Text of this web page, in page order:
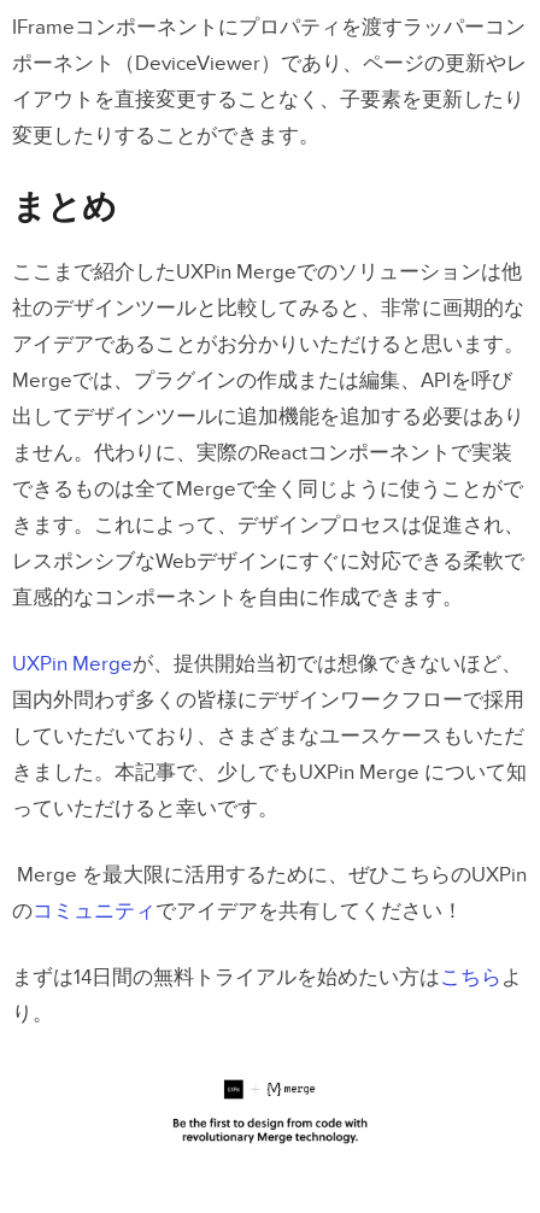
IFrameコンポーネントにプロパティを渡すラッパーコン
ポーネント（DeviceViewer）であり、ページの更新やレ
イアウトを直接変更することなく、子要素を更新したり
変更したりすることができます。
まとめ
ここまで紹介したUXPin Mergeでのソリューションは他
社のデザインツールと比較してみると、非常に画期的な
アイデアであることがお分かりいただけると思います。
Mergeでは、プラグインの作成または編集、APIを呼び
出してデザインツールに追加機能を追加する必要はあり
ません。代わりに、実際のReactコンポーネントで実装
できるものは全てMergeで全く同じように使うことがで
きます。これによって、デザインプロセスは促進され、
レスポンシブなWebデザインにすぐに対応できる柔軟で
直感的なコンポーネントを自由に作成できます。
UXPin Mergeが、提供開始当初では想像できないほど、
国内外問わず多くの皆様にデザインワークフローで採用
していただいており、さまざまなユースケースもいただ
きました。 本記事で、少しでもUXPin Merge について知
っていただけると幸いです。
Merge を最大限に活用するために、ぜひこちらのUXPin
のコミュニティ でアイデアを共有してください！
まずは14日間の無料トライアルを始めたい方はこちら よ
り。